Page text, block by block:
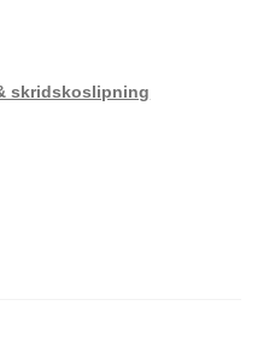
skridskoslipning